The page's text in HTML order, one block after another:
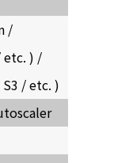
/
etc. ) /
/ etc. )